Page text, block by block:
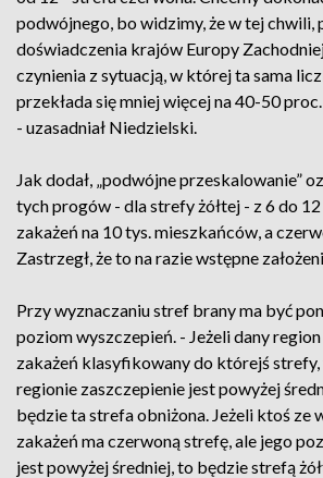
podwójnego, bo widzimy, że w tej chwili,
doświadczenia krajów Europy
czynienia z sytuacją, w której ta sama
przekłada się mniej więcej na 40-50
- uzasadniał Niedzielski.
Jak dodał, „podwójne przeskalowanie”
tych progów - dla strefy żółtej - z 6 do
zakażeń na 10 tys. mieszkańców, a
Zastrzegł, że to na razie wstępne
Przy wyznaczaniu stref brany ma być
poziom wyszczepień. - Jeżeli dany
zakażeń klasyfikowany do którejś
regionie zaszczepienie jest powyżej
będzie ta strefa obniżona. Jeżeli ktoś ze
zakażeń ma czerwoną strefę, ale jego
jest powyżej średniej, to będzie strefą